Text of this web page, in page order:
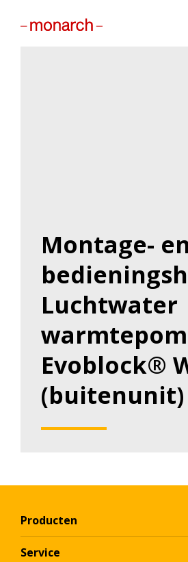
Montage-
Luchtwater
Evoblock®
(buitenunit)
Producten
Service